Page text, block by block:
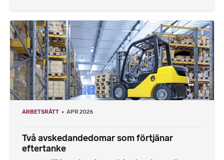
ARBETSRÄTT APR 2026
Två avskedandedomar som förtjänar
eftertanke